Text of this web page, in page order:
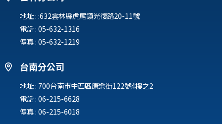
地址 ::632雲林縣虎尾鎮光復路20-11號
電話 :05-632-1316
傳真 : 05-632-1219
台南分公司
地址 : 700台南市中西區康樂街122號4樓之2
電話 :06-215-6628
傳真 : 06-215-6018